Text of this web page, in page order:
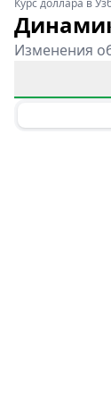
Курс доллара в
Изменения